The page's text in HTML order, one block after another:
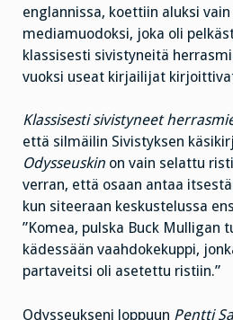
englannissa, koettiin aluksi
mediamuodoksi, joka oli
klassisesti sivistyneitä
vuoksi useat kirjailijat
Klassisesti sivistyneet
että silmäilin Sivistyksen
Odysseuskin on vain selattu
verran, että osaan antaa
kun siteeraan keskustelussa
”Komea, pulska Buck Mulligan
kädessään vaahdokekuppi,
partaveitsi oli asetettu ristiin.”
Odysseukseni loppuun Pentti